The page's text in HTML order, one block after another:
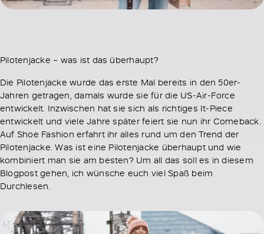
Pilotenjacke – was ist das überhaupt?
Die Pilotenjacke wurde das erste Mal bereits in den 50er-
Jahren getragen, damals wurde sie für die US-Air-Force
entwickelt. Inzwischen hat sie sich als richtiges It-Piece
entwickelt und viele Jahre später feiert sie nun ihr Comeback.
Auf Shoe Fashion erfahrt ihr alles rund um den Trend der
Pilotenjacke. Was ist eine Pilotenjacke überhaupt und wie
kombiniert man sie am besten? Um all das soll es in diesem
Blogpost gehen, ich wünsche euch viel Spaß beim
Durchlesen.